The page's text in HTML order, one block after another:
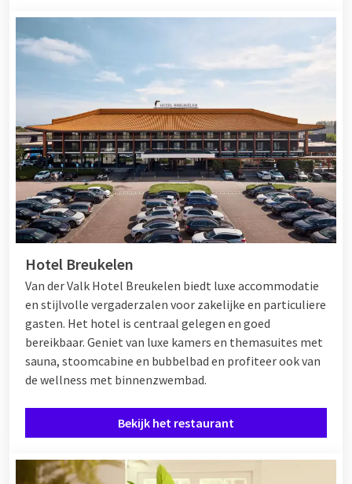
Hotel Breukelen
Van der Valk Hotel Breukelen biedt luxe accommodatie
en stijlvolle vergaderzalen voor zakelijke en particuliere
gasten. Het hotel is centraal gelegen en goed
bereikbaar. Geniet van luxe kamers en themasuites met
sauna, stoomcabine en bubbelbad en profiteer ook van
de wellness met binnenzwembad.
Bekijk het restaurant